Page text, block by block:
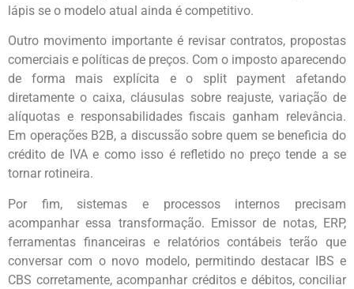
lápis se o modelo atual ainda é competitivo.
Outro movimento importante é revisar contratos, propostas
comerciais e políticas de preços. Com o imposto aparecendo
de forma mais explícita e o split payment afetando
diretamente o caixa, cláusulas sobre reajuste, variação de
alíquotas e responsabilidades fiscais ganham relevância.
Em operações B2B, a discussão sobre quem se beneficia do
crédito de IVA e como isso é refletido no preço tende a se
tornar rotineira.
Por fim, sistemas e processos internos precisam
acompanhar essa transformação. Emissor de notas, ERP,
ferramentas financeiras e relatórios contábeis terão que
conversar com o novo modelo, permitindo destacar IBS e
CBS corretamente, acompanhar créditos e débitos, conciliar